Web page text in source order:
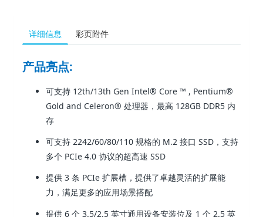
详细信息 彩页附件
产品亮点:
可支持 12th/13th Gen Intel® Core ™ , Pentium®
Gold and Celeron® 处理器，最高 128GB DDR5 内
存
可支持 2242/60/80/110 规格的 M.2 接口 SSD，支持
多个 PCIe 4.0 协议的超高速 SSD
提供 3 条 PCIe 扩展槽，提供了卓越灵活的扩展能
力，满足更多的应用场景搭配
提供 6 个 3.5/2.5 英寸通用设备安装位及 1 个 2.5 英